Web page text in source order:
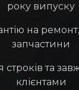
року випуску
на
запчастини
та
клієнтами